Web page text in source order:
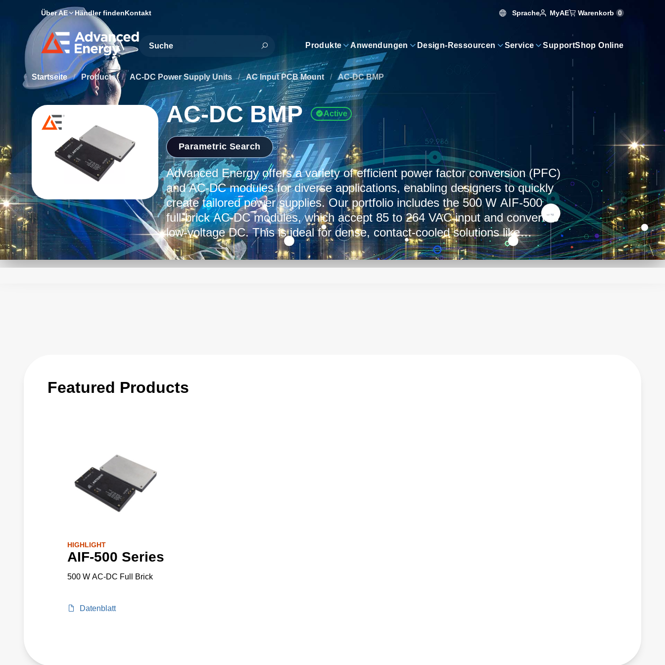
Über AE Händler findenKontakt Sprache MyAE Warenkorb 0
Site Search
Produkte Anwendungen Design-Ressourcen Service SupportShop Online
Startseite / Products / AC-DC Power Supply Units / AC Input PCB Mount / AC-DC BMP
AC-DC BMP Active
Parametric Search
Advanced Energy offers a variety of efficient power factor conversion (PFC)
and AC-DC modules for diverse applications, enabling designers to quickly
create tailored power supplies. Our portfolio includes the 500 W AIF-500
full-brick AC-DC modules, which accept 85 to 264 VAC input and convert to
low-voltage DC. This is ideal for dense, contact-cooled solutions like
remote-radio-heads, industrial, and transport power supplies. We also
provide PFC modules, ranging from 75 W to 2400 W, capable of powering
Featured Products
HIGHLIGHT
AIF-500 Series
500 W AC-DC Full Brick
Datenblatt